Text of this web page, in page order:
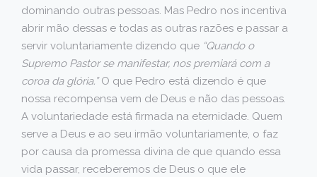
dominando outras pessoas. Mas Pedro nos incentiva
abrir mão dessas e todas as outras razões e passar a
servir voluntariamente dizendo que “Quando o
Supremo Pastor se manifestar, nos premiará com a
coroa da glória.”O que Pedro está dizendo é que
nossa recompensa vem de Deus e não das pessoas.
A voluntariedade está firmada na eternidade. Quem
serve a Deus e ao seu irmão voluntariamente, o faz
por causa da promessa divina de que quando essa
vida passar, receberemos de Deus o que ele